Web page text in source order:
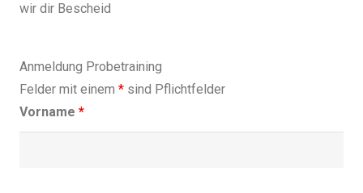
wir dir Bescheid
Anmeldung Probetraining
Felder mit einem * sind Pflichtfelder
Vorname *